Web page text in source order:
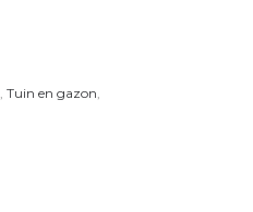
, Tuin en gazon,